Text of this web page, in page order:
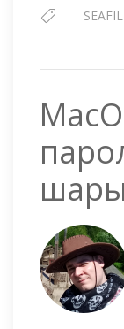
шары